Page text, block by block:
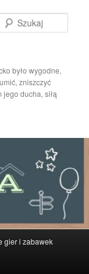
było wygodne,
zniszczyć
ducha, siłą
gier i zabawek